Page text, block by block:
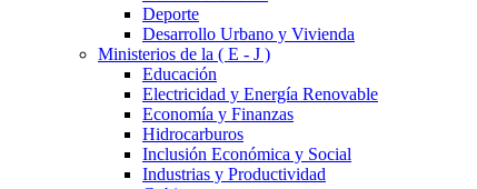
Deporte
Desarrollo Urbano y Vivienda
Ministerios de la ( E - J )
Educación
Electricidad y Energía Renovable
Economía y Finanzas
Hidrocarburos
Inclusión Económica y Social
Industrias y Productividad